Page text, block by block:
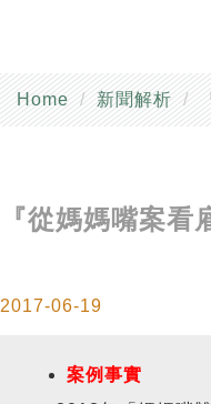
Home 新聞解析
『從媽媽嘴案看
2017-06-19
案例事實